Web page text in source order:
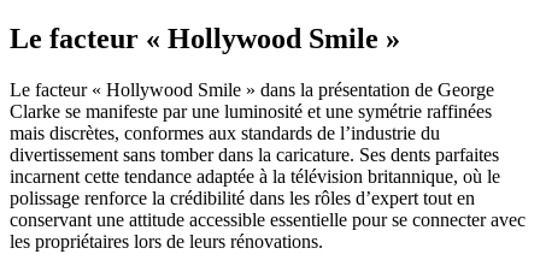
Le facteur « Hollywood Smile »
Le facteur « Hollywood Smile » dans la présentation de George
Clarke se manifeste par une luminosité et une symétrie raffinées
mais discrètes, conformes aux standards de l’industrie du
divertissement sans tomber dans la caricature. Ses dents parfaites
incarnent cette tendance adaptée à la télévision britannique, où le
polissage renforce la crédibilité dans les rôles d’expert tout en
conservant une attitude accessible essentielle pour se connecter avec
les propriétaires lors de leurs rénovations.